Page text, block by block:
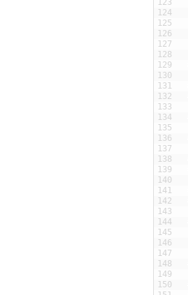
123
124
125
126
127
128
129
130
131
132
133
134
135
136
137
138
139
140
141
142
143
144
145
146
147
148
149
150